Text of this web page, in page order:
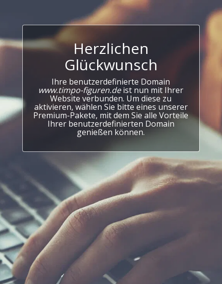
Herzlichen
Glückwunsch
Ihre benutzerdefinierte Domain
www.timpo-figuren.deist nun mit Ihrer
Website verbunden. Um diese zu
aktivieren, wählen Sie bitte eines unserer
Premium-Pakete, mit dem Sie alle Vorteile
Ihrer benutzerdefinierten Domain
genießen können.